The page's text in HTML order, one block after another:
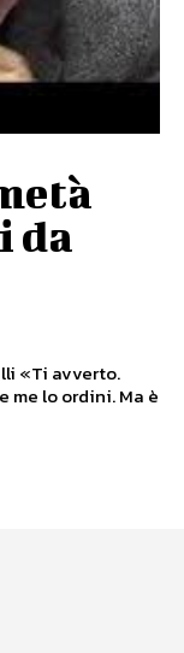
da
«Ti avverto.
me lo ordini. Ma è